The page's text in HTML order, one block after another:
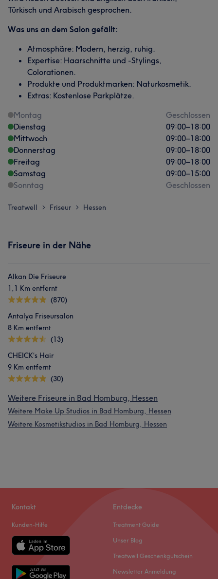
Türkisch und Arabisch gesprochen.
Was uns an dem Salon gefällt:
Atmosphäre: Modern, herzig, ruhig.
Expertise: Haarschnitte und -Stylings,
Colorationen.
Produkte und Produktmarken: Naturkosmetik.
Extras: Kostenlose Parkplätze.
Montag
Geschlossen
Dienstag
09:00–18:00
Mittwoch
09:00–18:00
Donnerstag
09:00–18:00
Freitag
09:00–18:00
Samstag
09:00–15:00
Sonntag
Geschlossen
Treatwell > Friseur > Hessen
Friseure in der Nähe
Alkan Die Friseure
1,1 Km entfernt
(870)
Antalya Friseursalon
8 Km entfernt
(13)
CHEICK‘s Hair
9 Km entfernt
(30)
Weitere Friseure in Bad Homburg, Hessen
Weitere Make Up Studios in Bad Homburg, Hessen
Weitere Kosmetikstudios in Bad Homburg, Hessen
Kontakt
Kunden-Hilfe
Entdecke
Treatment Guide
Unser Blog
Treatwell Geschenkgutschein
Newsletter Anmeldung